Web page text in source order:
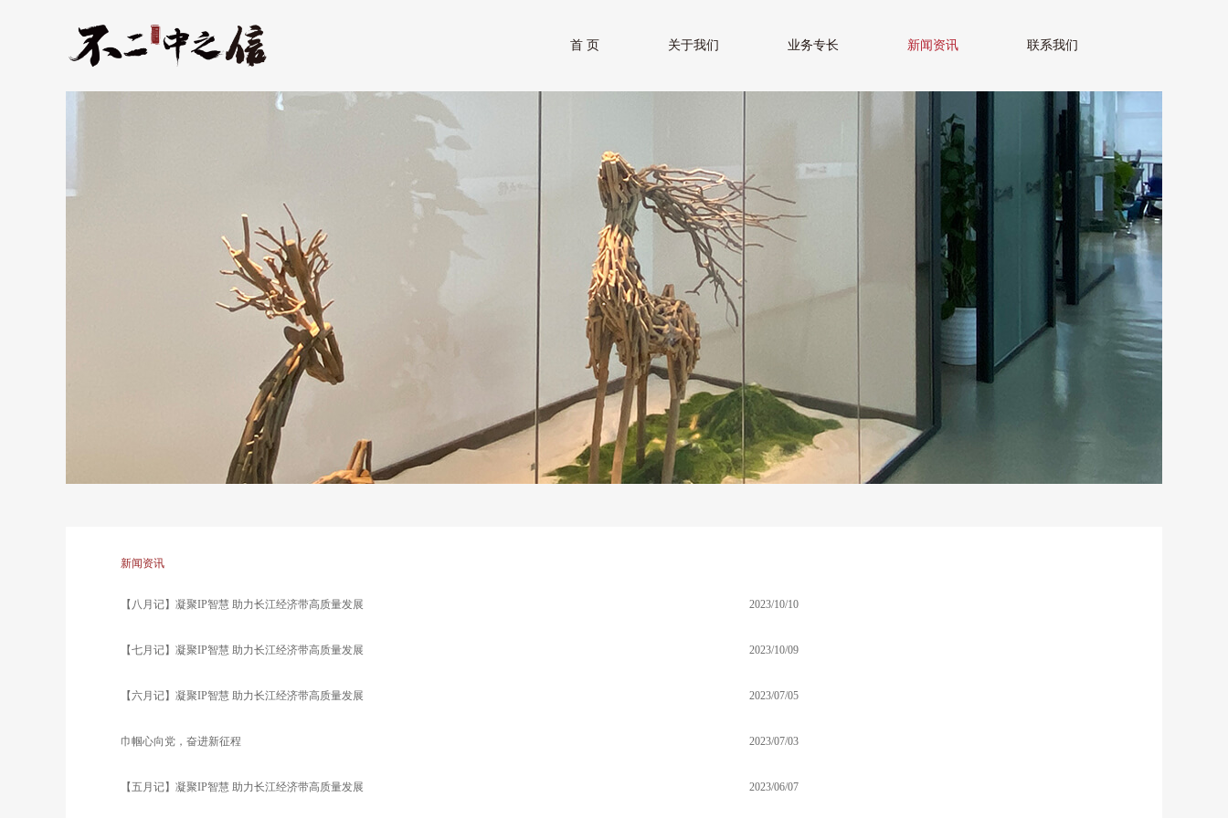
首 页 关于我们 业务专长 新闻资讯 联系我们
新闻资讯
【八月记】凝聚IP智慧 助力长江经济带高质量发展 2023/10/10
【七月记】凝聚IP智慧 助力长江经济带高质量发展 2023/10/09
【六月记】凝聚IP智慧 助力长江经济带高质量发展 2023/07/05
巾帼心向党，奋进新征程 2023/07/03
【五月记】凝聚IP智慧 助力长江经济带高质量发展 2023/06/07